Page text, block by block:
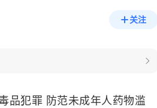
关注
品犯罪 防范未成年人药物滥